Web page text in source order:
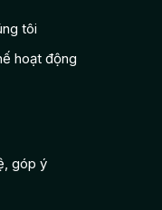
tôi
hoạt động
góp ý